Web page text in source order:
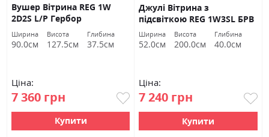
Вушер Вітрина REG 1W
2D2S L/P Гербор
Ширина
90.0см
Висота
127.5см
Глибина
37.5см
Ціна:
7 360 грн
Купити
Джулі Вітрина з
підсвіткою REG 1W3SL БРВ
Україна
Ширина
52.0см
Висота
200.0см
Глибина
40.0см
Ціна:
7 240 грн
Купити